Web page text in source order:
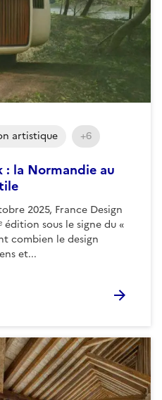
: la Normandie au
2025, France Design
sous le signe du «
combien le design
et...
artistique +6